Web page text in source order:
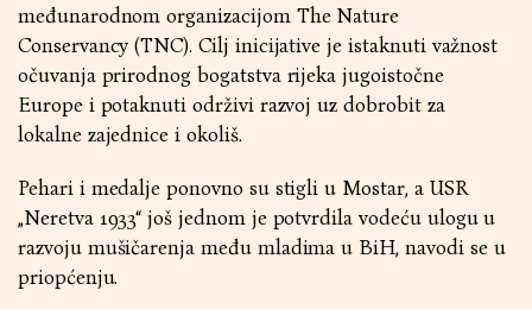
međunarodnom organizacijom The Nature
Conservancy (TNC). Cilj inicijative je istaknuti važnost
očuvanja prirodnog bogatstva rijeka jugoistočne
Europe i potaknuti održivi razvoj uz dobrobit za
lokalne zajednice i okoliš.
Pehari i medalje ponovno su stigli u Mostar, a USR
„Neretva 1933“ još jednom je potvrdila vodeću ulogu u
razvoju mušičarenja među mladima u BiH, navodi se u
priopćenju.